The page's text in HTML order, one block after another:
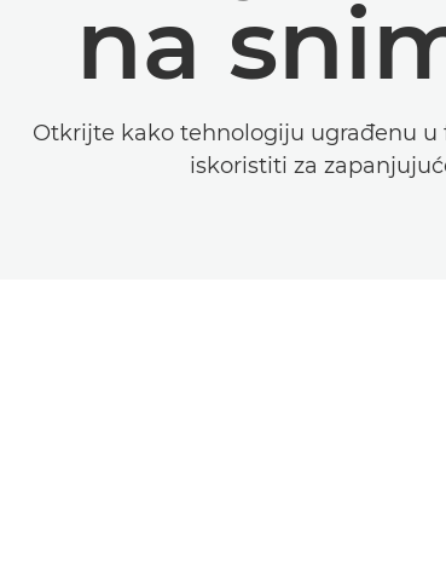
na
Otkrijte kako tehnologiju ugrađenu
iskoristiti za